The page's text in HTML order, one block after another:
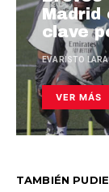
Madrid
clave
EVARISTO LARA
VER MÁS
TAMBIÉN